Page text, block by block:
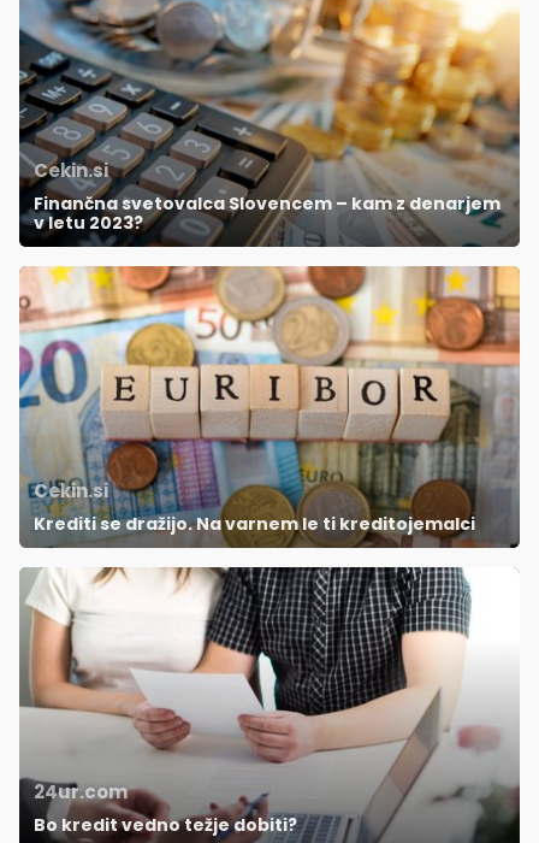
Cekin.si
Finančna svetovalca Slovencem – kam z denarjem
v letu 2023?
Cekin.si
Krediti se dražijo. Na varnem le ti kreditojemalci
24ur.com
Bo kredit vedno težje dobiti?